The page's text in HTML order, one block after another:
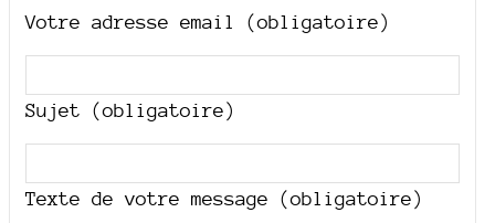
Votre adresse email (obligatoire)
Sujet (obligatoire)
Texte de votre message (obligatoire)